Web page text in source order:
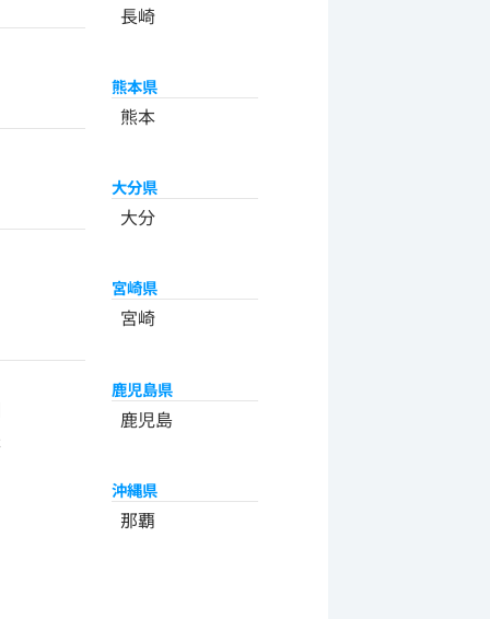
長崎
熊本県
熊本
大分県
大分
宮崎県
宮崎
鹿児島県
鹿児島
沖縄県
那覇